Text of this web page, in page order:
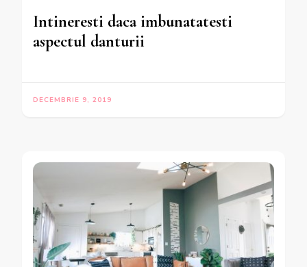
Intineresti daca imbunatatesti
aspectul danturii
DECEMBRIE 9, 2019